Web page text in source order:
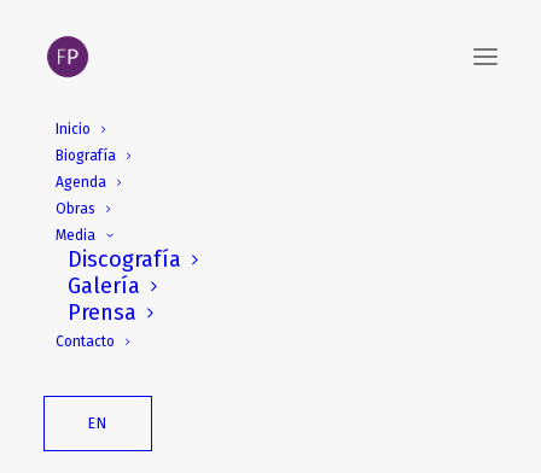
Inicio
Biografía
Agenda
Obras
Media
Discografía
Galería
Prensa
Contacto
EN
Japanese Pictures
para piano solo
Descripción
Ananda Sukarlan, piano